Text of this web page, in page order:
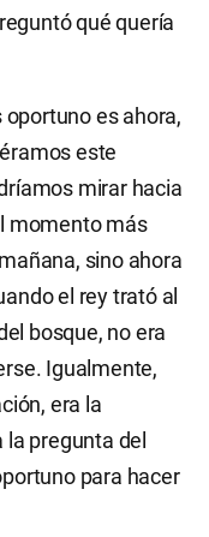
qué quería
oportuno es ahora,
este
mirar hacia
momento más
sino ahora
el rey trató al
bosque, no era
Igualmente,
era la
pregunta del
para hacer